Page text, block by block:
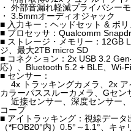
・ 外部音漏れ軽減プライバシー
・ 3.5mmオーディオジャック
■ 入力キー：ヘッドセット & ボ
■ プロセッサ：Qualcomm
■ ストレージ・メモリー：12GB
ジ、最大2TB micro SD
■ コネクション：2x USB 3.2
応）、Bluetooth 5.2 + BLE、Wi-
■ センサー：
4x トラッキングカメラ、2x ア
カラーパススルーカメラ、Gセン
近接センサー、深度センサー
コープ
■ アイトラッキング：視線デー
（*FOB20°内）0.5°～1.1°、キ